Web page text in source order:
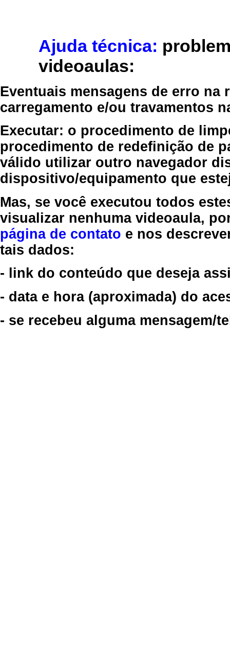
Ajuda técnica:
videoaulas:
Eventuais mensagens de erro
carregamento e/ou travamentos
Executar: o procedimento de
procedimento de redefinição de
válido utilizar outro navegador
dispositivo/equipamento que
Mas, se você executou todos
visualizar nenhuma videoaula,
página de contato e nos
tais dados:
- link do conteúdo que deseja
- data e hora (aproximada) do
- se recebeu alguma mensagem/